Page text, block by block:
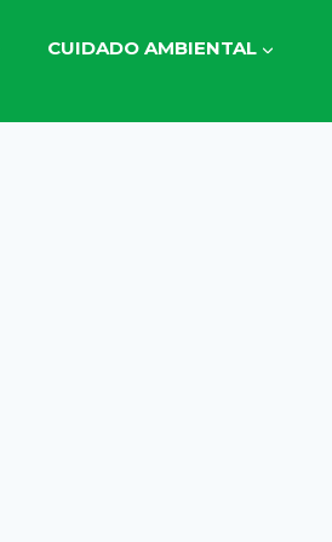
CUIDADO AMBIENTAL